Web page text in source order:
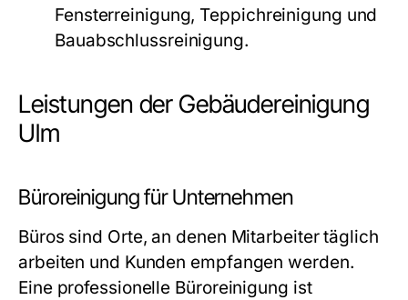
Fensterreinigung, Teppichreinigung und
Bauabschlussreinigung.
Leistungen der Gebäudereinigung
Ulm
Büroreinigung für Unternehmen
Büros sind Orte, an denen Mitarbeiter täglich
arbeiten und Kunden empfangen werden.
Eine professionelle Büroreinigung ist